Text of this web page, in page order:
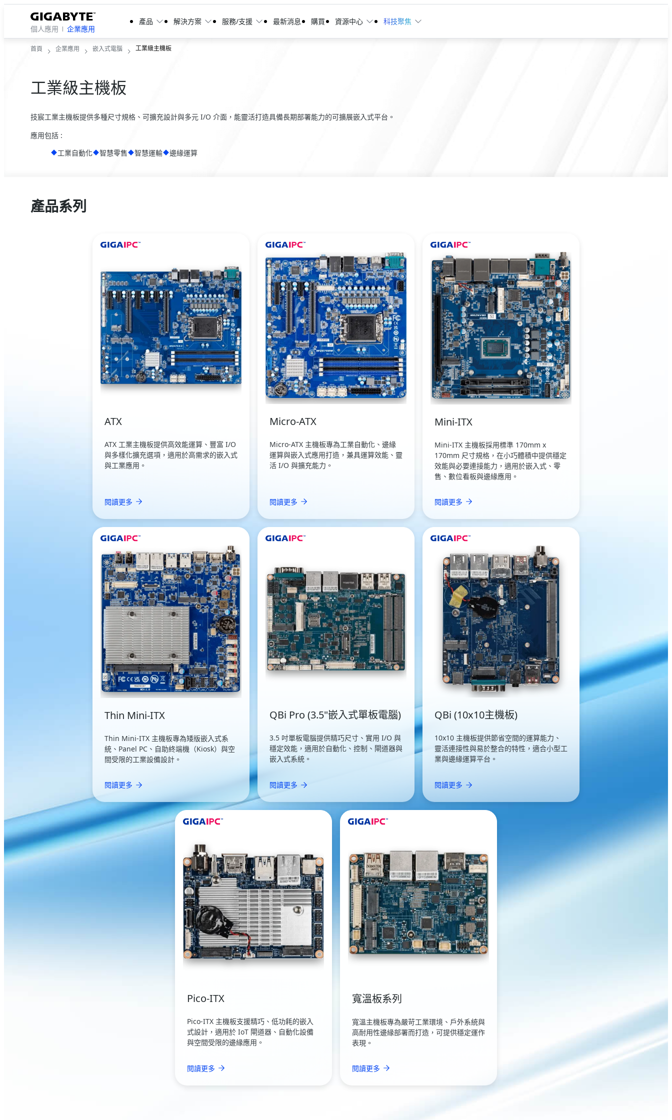
個人應用 企業應用
產品 解決方案 服務/支援 最新消息 購買 資源中心 科技聚焦
首頁 企業應用 嵌入式電腦 工業級主機板
工業級主機板
技宸工業主機板提供多種尺寸規格、可擴充設計與多元 I/O 介面，能靈活打造具備長期部署能力的可擴展嵌入式平台。
應用包括 :
工業自動化
智慧零售 智慧運輸 邊緣運算
產品系列
ATX
ATX 工業主機板提供高效能運算、豐富 I/O
與多樣化擴充選項，適用於高需求的嵌入式
與工業應用。
閱讀更多
Micro-ATX
Micro-ATX 主機板專為工業自動化、邊緣
運算與嵌入式應用打造，兼具運算效能、靈
活 I/O 與擴充能力。
閱讀更多
Mini-ITX
Mini-ITX 主機板採用標準 170mm x
170mm 尺寸規格，在小巧體積中提供穩定
效能與必要連接能力，適用於嵌入式、零
售、數位看板與邊緣應用。
閱讀更多
Thin Mini-ITX
Thin Mini-ITX 主機板專為矮版嵌入式系
統、Panel PC、自助終端機（Kiosk）與空
間受限的工業設備設計。
閱讀更多
QBi Pro (3.5"嵌入式單板電腦)
3.5 吋單板電腦提供精巧尺寸、實用 I/O 與
穩定效能，適用於自動化、控制、閘道器與
嵌入式系統。
閱讀更多
QBi (10x10主機板)
10x10 主機板提供節省空間的運算能力、
靈活連接性與易於整合的特性，適合小型工
業與邊緣運算平台。
閱讀更多
Pico-ITX
Pico-ITX 主機板支援精巧、低功耗的嵌入
式設計，適用於 IoT 閘道器、自動化設備
與空間受限的邊緣應用。
閱讀更多
寬溫板系列
寬溫主機板專為嚴苛工業環境、戶外系統與
高耐用性邊緣部署而打造，可提供穩定運作
表現。
閱讀更多